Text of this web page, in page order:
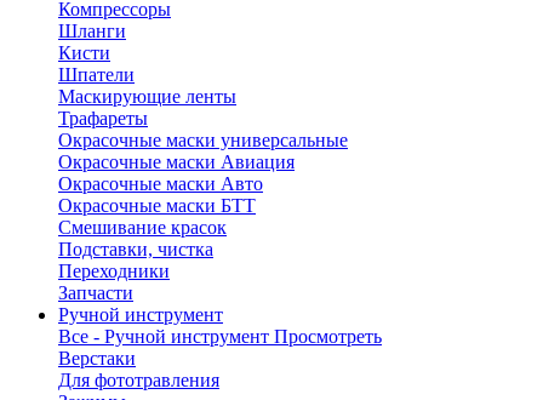
Компрессоры
Шланги
Кисти
Шпатели
Маскирующие ленты
Трафареты
Окрасочные маски универсальные
Окрасочные маски Авиация
Окрасочные маски Авто
Окрасочные маски БТТ
Смешивание красок
Подставки, чистка
Переходники
Запчасти
Ручной инструмент
Все - Ручной инструмент Просмотреть
Верстаки
Для фототравления